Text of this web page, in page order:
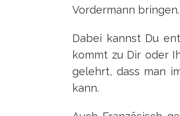
Vordermann bringen.
Dabei kannst Du
kommt zu Dir oder
gelehrt, dass man
kann.